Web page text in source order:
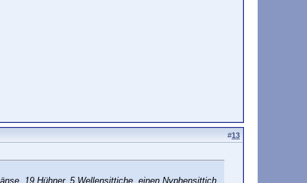
#13
19 Hühner, 5 Wellensittiche, einen Nyphensittich,